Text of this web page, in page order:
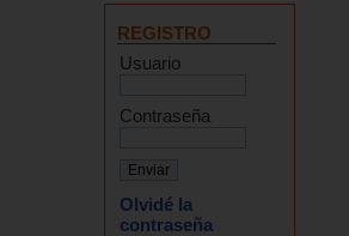
REGISTRO
Usuario
Contraseña
Olvidé la
contraseña